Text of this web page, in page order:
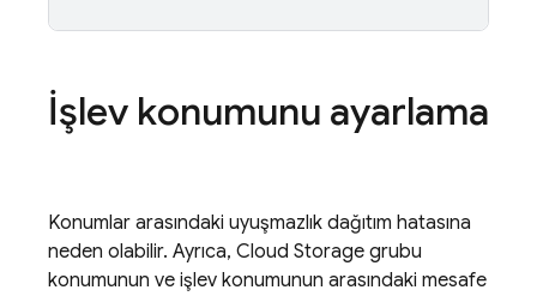
İşlev konumunu ayarlama
Konumlar arasındaki uyuşmazlık dağıtım hatasına
neden olabilir. Ayrıca, Cloud Storage grubu
konumunun ve işlev konumunun arasındaki mesafe